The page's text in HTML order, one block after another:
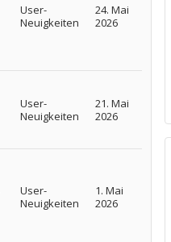
User-
Neuigkeiten
24. Mai
2026
User-
Neuigkeiten
21. Mai
2026
User-
Neuigkeiten
1. Mai
2026